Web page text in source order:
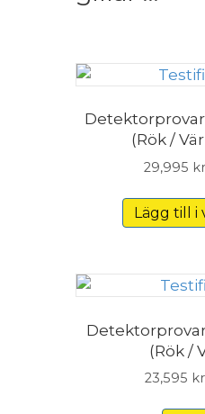
(Rök /
29,995 kr
Lägg till i
(Rök /
23,595 kr